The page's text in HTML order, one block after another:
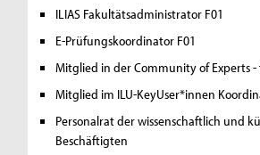
ILIAS Fakultätsadministrator F01
E-Prüfungskoordinator F01
Mitglied in der Community of Experts
Mitglied im ILU-KeyUser*innen
Personalrat der wissenschaftlich und
Beschäftigten